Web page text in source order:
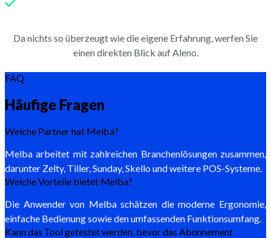
Da nichts so überzeugt wie die eigene Erfahrung, werfen Sie
einen direkten Blick auf Aleno.
FAQ
Häufige Fragen
Welche Partner hat Melba?
Melba arbeitet mit zahlreichen Branchenlösungen zusammen,
darunter Zelty, Tiller, Sunday, Skello und weitere POS-Systeme.
Welche Vorteile bietet Melba?
Die Anwender von Melba schätzen die moderne Ergonomie,
einfache Bedienung sowie den umfassenden Funktionsumfang.
Kann das Tool getestet werden, bevor das Abonnement